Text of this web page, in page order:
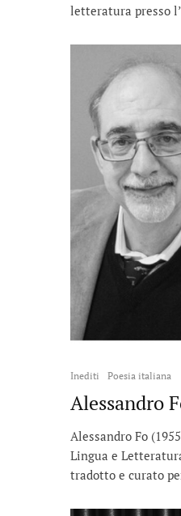
letteratura presso
Inediti Poesia italiana
Alessandro
Alessandro Fo
Lingua e
tradotto e curato